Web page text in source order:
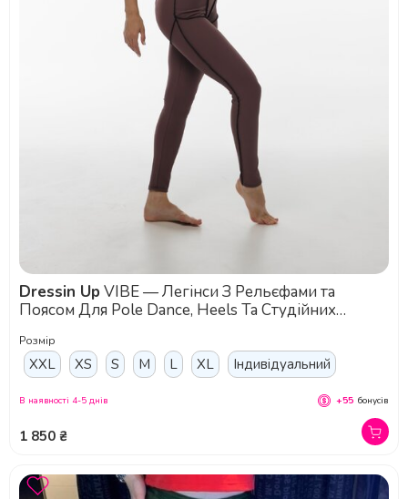
Dressin Up
Поясом Для Pole Dance, Heels Та Студійних
Розмір
XXL XS S M L XL Індивідуальний
1 850 ₴
В наявності 4-5 днів +55 бонусів